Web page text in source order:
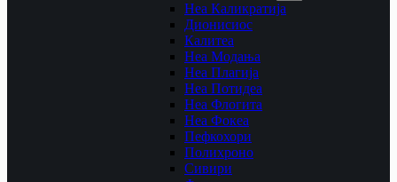
Неа Каликратија
Дионисиос
Калитеа
Неа Модања
Неа Плагија
Неа Потидеа
Неа Флогита
Неа Фокеа
Пефкохори
Полихроно
Сивири